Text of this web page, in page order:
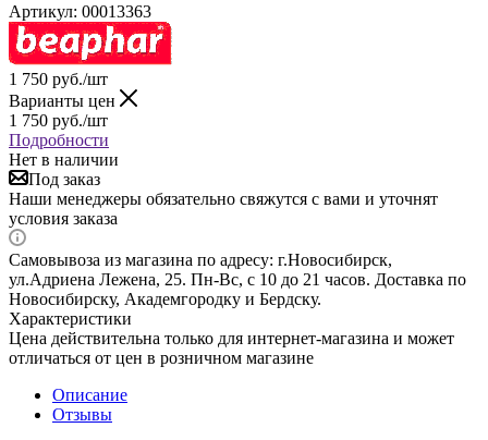
Артикул: 00013363
1 750 руб./шт
Варианты цен
1 750 руб./шт
Подробности
Нет в наличии
Под заказ
Наши менеджеры обязательно свяжутся с вами и уточнят
условия заказа
Самовывоза из магазина по адресу: г.Новосибирск,
ул.Адриена Лежена, 25. Пн-Вс, с 10 до 21 часов. Доставка по
Новосибирску, Академгородку и Бердску.
Характеристики
Цена действительна только для интернет-магазина и может
отличаться от цен в розничном магазине
Описание
Отзывы